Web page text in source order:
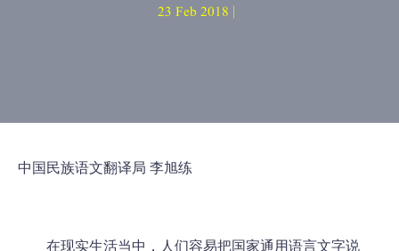
23 Feb 2018 |
中国民族语文翻译局 李旭练